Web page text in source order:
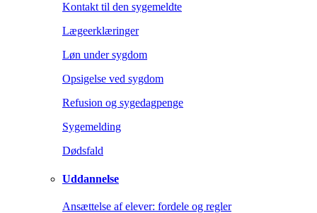
Kontakt til den sygemeldte
Lægeerklæringer
Løn under sygdom
Opsigelse ved sygdom
Refusion og sygedagpenge
Sygemelding
Dødsfald
Uddannelse
Ansættelse af elever: fordele og regler